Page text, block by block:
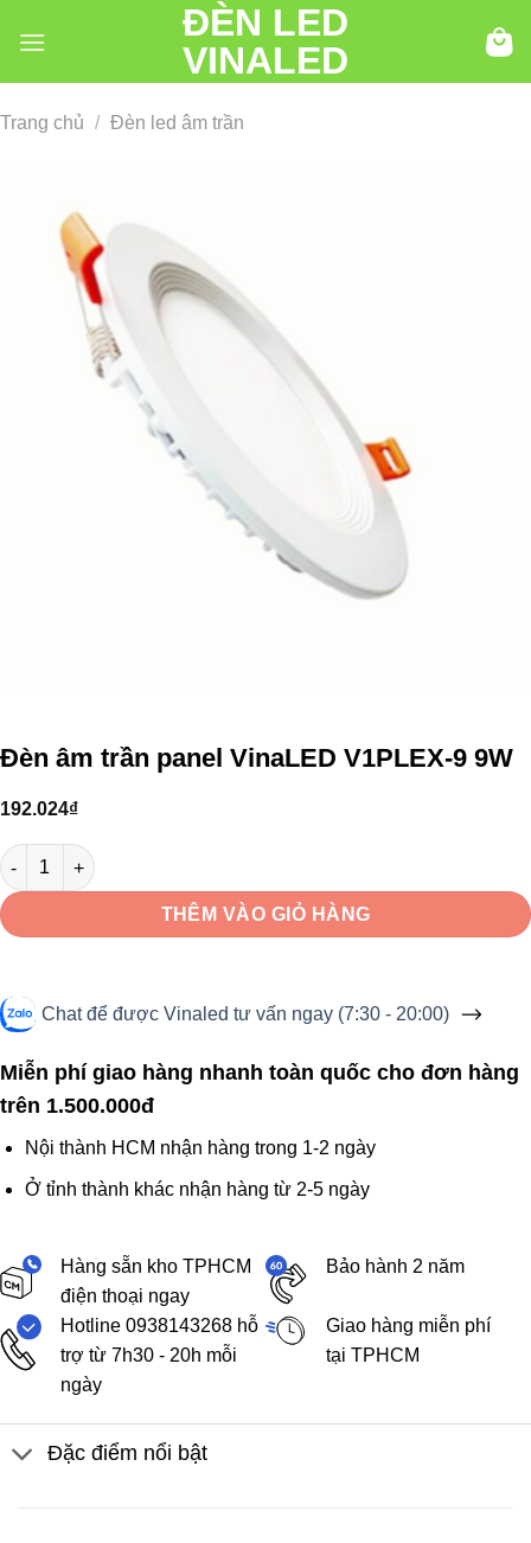
đến
ĐÈN LED
VINALED
Trang chủ / Đèn led âm trần
Đèn âm trần panel VinaLED V1PLEX-9 9W
192.024₫
Đèn âm trần panel VinaLED V1PLEX-9 9W số lượng
THÊM VÀO GIỎ HÀNG
Chat để được Vinaled tư vấn ngay (7:30 - 20:00)
Miễn phí giao hàng nhanh toàn quốc cho đơn hàng
trên 1.500.000đ
Nội thành HCM nhận hàng trong 1-2 ngày
Ở tỉnh thành khác nhận hàng từ 2-5 ngày
Hàng sẵn kho TPHCM
điện thoại ngay
Bảo hành 2 năm
Hotline 0938143268 hỗ
trợ từ 7h30 - 20h mỗi
ngày
Giao hàng miễn phí
tại TPHCM
Đặc điểm nổi bật